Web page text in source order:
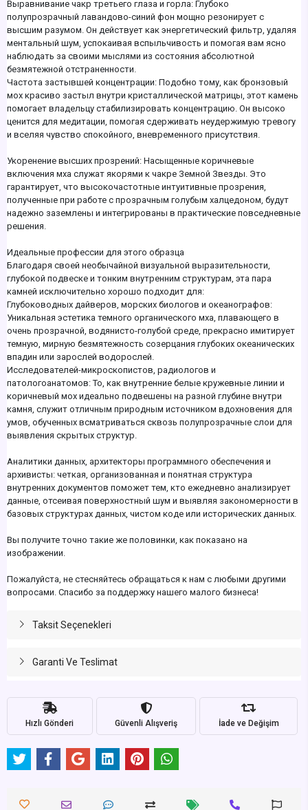
Выравнивание чакр третьего глаза и горла: Глубоко
полупрозрачный лавандово-синий фон мощно резонирует с
высшим разумом. Он действует как энергетический фильтр, удаляя
ментальный шум, успокаивая вспыльчивость и помогая вам ясно
наблюдать за своими мыслями из состояния абсолютной
безмятежной отстраненности.
Частота застывшей концентрации: Подобно тому, как бронзовый
мох красиво застыл внутри кристаллической матрицы, этот камень
помогает владельцу стабилизировать концентрацию. Он высоко
ценится для медитации, помогая сдерживать неудержимую тревогу
и вселяя чувство спокойного, вневременного присутствия.
Укоренение высших прозрений: Насыщенные коричневые
включения мха служат якорями к чакре Земной Звезды. Это
гарантирует, что высокочастотные интуитивные прозрения,
полученные при работе с прозрачным голубым халцедоном, будут
надежно заземлены и интегрированы в практические повседневные
решения.
Идеальные профессии для этого образца
Благодаря своей необычайной визуальной выразительности,
глубокой подвеске и тонким внутренним структурам, эта пара
камней исключительно хорошо подходит для:
Глубоководных дайверов, морских биологов и океанографов:
Уникальная эстетика темного органического мха, плавающего в
очень прозрачной, водянисто-голубой среде, прекрасно имитирует
темную, мирную безмятежность созерцания глубоких океанических
впадин или зарослей водорослей.
Исследователей-микроскопистов, радиологов и
патологоанатомов: То, как внутренние белые кружевные линии и
коричневый мох идеально подвешены на разной глубине внутри
камня, служит отличным природным источником вдохновения для
умов, обученных всматриваться сквозь полупрозрачные слои для
выявления скрытых структур.
Аналитики данных, архитекторы программного обеспечения и
архивисты: четкая, организованная и понятная структура
внутренних документов поможет тем, кто ежедневно анализирует
данные, отсеивая поверхностный шум и выявляя закономерности в
базовых структурах данных, чистом коде или исторических данных.
Вы получите точно такие же половинки, как показано на
изображении.
Пожалуйста, не стесняйтесь обращаться к нам с любыми другими
вопросами. Спасибо за поддержку нашего малого бизнеса!
Taksit Seçenekleri
Garanti Ve Teslimat
Hızlı Gönderi Güvenli Alışveriş İade ve Değişim